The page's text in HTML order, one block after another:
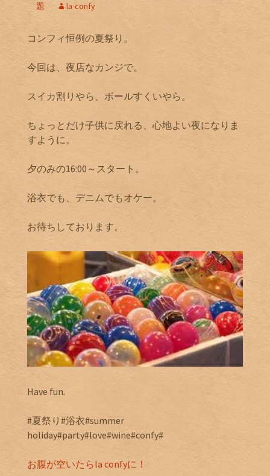
題
la-confy
コンフィ恒例の夏祭り。
今回は、夜店なカンジで。
スイカ割りやら、ボールすくいやら。
ちょっとだけ子供に戻れる、心地よい夜になりま
すように。
夕のみの16:00～スタート。
浴衣でも、デニムでもオケー。
お待ちしております。
Have fun.
#夏祭り#浴衣#summer
holiday#party#love#wine#confy#
お腹が空いたらla confyに！